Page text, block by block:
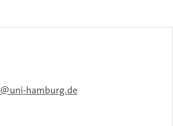
uni-hamburg.de